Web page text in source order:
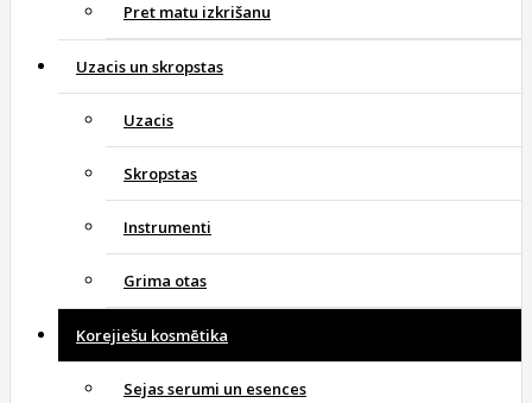
Pret matu izkrišanu
Uzacis un skropstas
Uzacis
Skropstas
Instrumenti
Grima otas
Korejiešu kosmētika
Sejas serumi un esences